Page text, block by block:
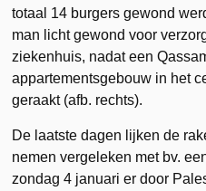
totaal 14 burgers gewond
man licht gewond voor
ziekenhuis, nadat een
appartementsgebouw in het
geraakt (afb. rechts).
De laatste dagen lijken de
nemen vergeleken met bv.
zondag 4 januari er door